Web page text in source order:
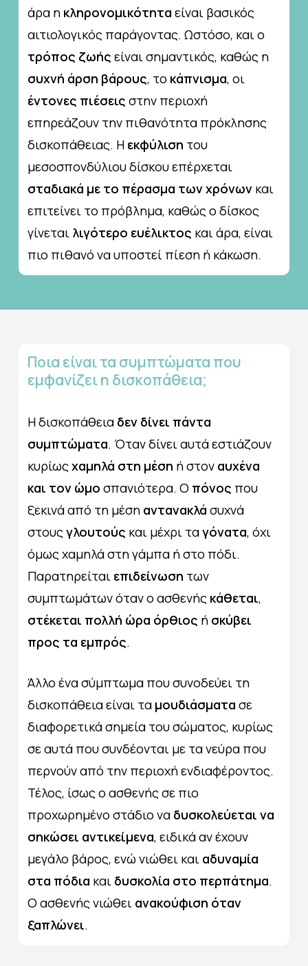
άρα η κληρονομικότητα είναι βασικός
αιτιολογικός παράγοντας. Ωστόσο, και ο
τρόπος ζωής είναι σημαντικός, καθώς η
συχνή άρση βάρους, το κάπνισμα, οι
έντονες πιέσεις στην περιοχή
επηρεάζουν την πιθανότητα πρόκλησης
δισκοπάθειας. Η εκφύλιση του
μεσοσπονδύλιου δίσκου επέρχεται
σταδιακά με το πέρασμα των χρόνων και
επιτείνει το πρόβλημα, καθώς ο δίσκος
γίνεται λιγότερο ευέλικτος και άρα, είναι
πιο πιθανό να υποστεί πίεση ή κάκωση.
Ποια είναιτα συμπτώματα που
εμφανίζειη δισκοπάθεια;
Η δισκοπάθεια δεν δίνει πάντα
συμπτώματα. Όταν δίνει αυτά εστιάζουν
κυρίωςχαμηλά στη μέση ή στον αυχένα
και τον ώμο σπανιότερα. Ο πόνος που
ξεκινά από τη μέση αντανακλά συχνά
στουςγλουτούς και μέχρι ταγόνατα, όχι
όμως χαμηλά στη γάμπα ή στο πόδι.
Παρατηρείται επιδείνωση των
συμπτωμάτων όταν ο ασθενής κάθεται,
στέκεται πολλή ώρα όρθιος ή σκύβει
προς τα εμπρός.
Άλλο ένα σύμπτωμα που συνοδεύει τη
δισκοπάθεια είναι τα μουδιάσματα σε
διαφορετικά σημεία του σώματος, κυρίως
σε αυτά που συνδέονται με τα νεύρα που
περνούν από την περιοχή ενδιαφέροντος.
Τέλος, ίσως ο ασθενής σε πιο
προχωρημένο στάδιο να δυσκολεύεται να
σηκώσει αντικείμενα, ειδικά αν έχουν
μεγάλο βάρος, ενώ νιώθει και αδυναμία
στα πόδια και δυσκολία στο περπάτημα.
Ο ασθενής νιώθει ανακούφιση όταν
ξαπλώνει.